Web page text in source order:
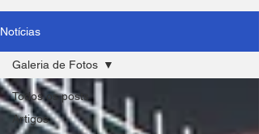
Notícias
Todos os posts
Artigos
Galeria de Fotos